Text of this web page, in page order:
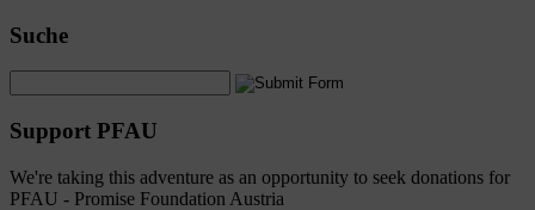
Suche
Support PFAU
We're taking this adventure as an opportunity to seek donations for
PFAU - Promise Foundation Austria